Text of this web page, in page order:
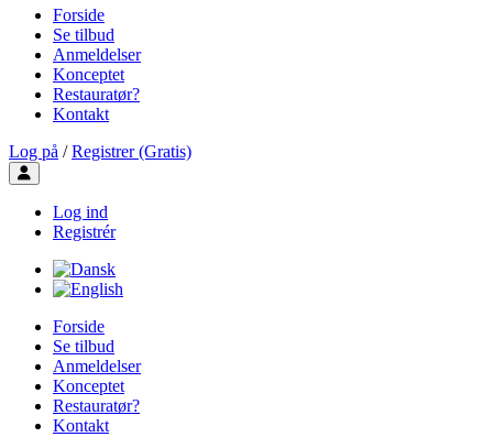
Forside
Se tilbud
Anmeldelser
Konceptet
Restauratør?
Kontakt
Log på / Registrer (Gratis)
Toggle user menu
Log ind
Registrér
Forside
Se tilbud
Anmeldelser
Konceptet
Restauratør?
Kontakt